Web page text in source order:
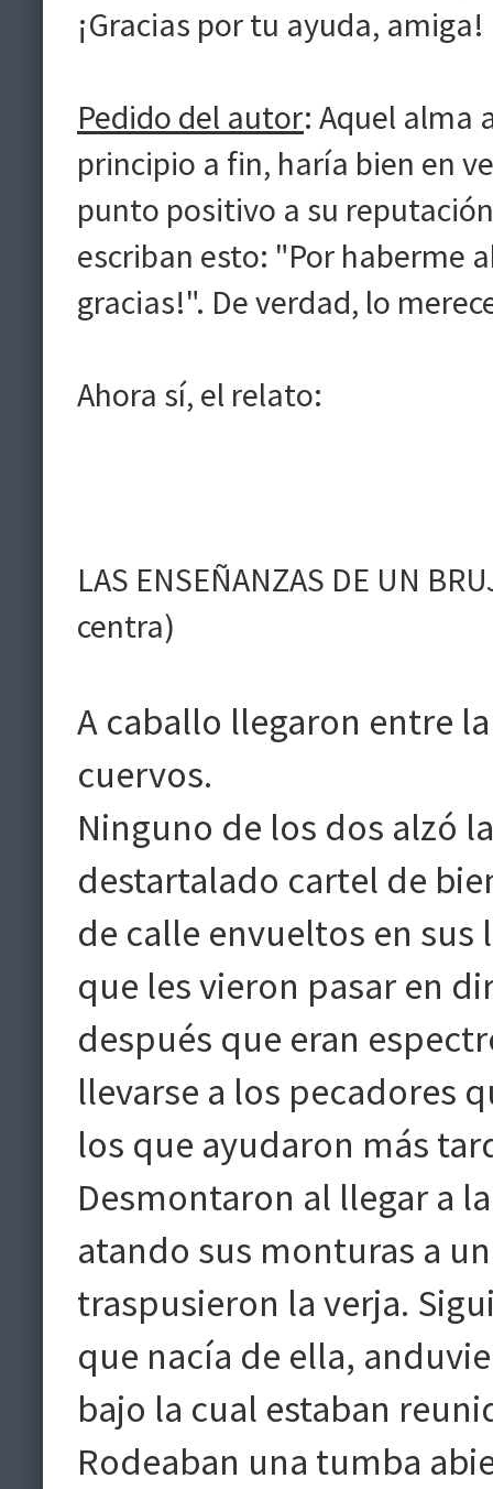
¡Gracias por tu ayuda, amiga!
Pedido del autor: Aquel alma
principio a fin, haría bien en
punto positivo a su
escriban esto: "Por haberme
gracias!". De verdad, lo
Ahora sí, el relato:
LAS ENSEÑANZAS DE UN
centra)
A caballo llegaron entre
cuervos.
Ninguno de los dos alzó
destartalado cartel de
de calle envueltos en
que les vieron pasar en
después que eran
llevarse a los pecadores
los que ayudaron más
Desmontaron al llegar a
atando sus monturas a
traspusieron la verja.
que nacía de ella,
bajo la cual estaban
Rodeaban una tumba